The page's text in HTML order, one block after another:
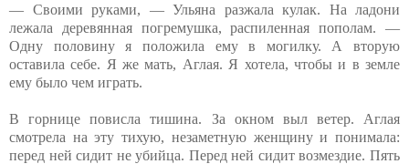
— Своими руками, — Ульяна разжала кулак. На ладони
лежала деревянная погремушка, распиленная пополам. —
Одну половину я положила ему в могилку. А вторую
оставила себе. Я же мать, Аглая. Я хотела, чтобы и в земле
ему было чем играть.
В горнице повисла тишина. За окном выл ветер. Аглая
смотрела на эту тихую, незаметную женщину и понимала:
перед ней сидит не убийца. Перед ней сидит возмездие. Пять